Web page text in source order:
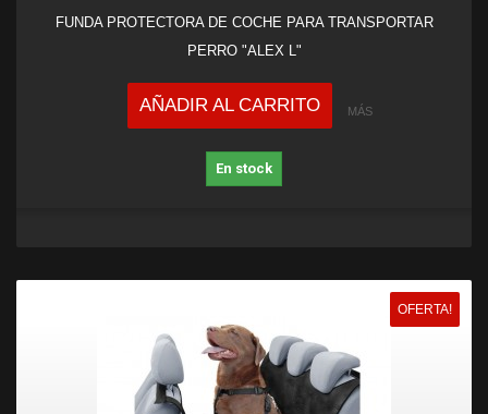
FUNDA PROTECTORA DE COCHE PARA TRANSPORTAR
PERRO "ALEX L"
AÑADIR AL CARRITO MÁS
En stock
OFERTA!